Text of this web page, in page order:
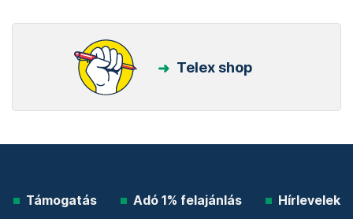
Telex shop
Támogatás Adó 1% felajánlás Hírlevelek